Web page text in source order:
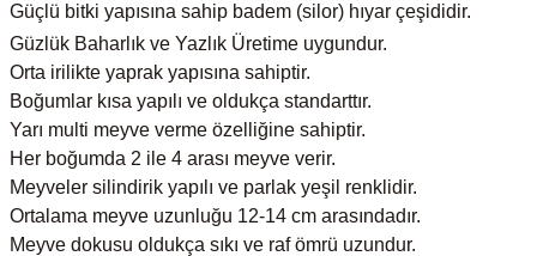
Güçlü bitki yapısına sahip badem (silor) hıyar çeşididir.
Güzlük Baharlık ve Yazlık Üretime uygundur.
Orta irilikte yaprak yapısına sahiptir.
Boğumlar kısa yapılı ve oldukça standarttır.
Yarı multi meyve verme özelliğine sahiptir.
Her boğumda 2 ile 4 arası meyve verir.
Meyveler silindirik yapılı ve parlak yeşil renklidir.
Ortalama meyve uzunluğu 12-14 cm arasındadır.
Meyve dokusu oldukça sıkı ve raf ömrü uzundur.